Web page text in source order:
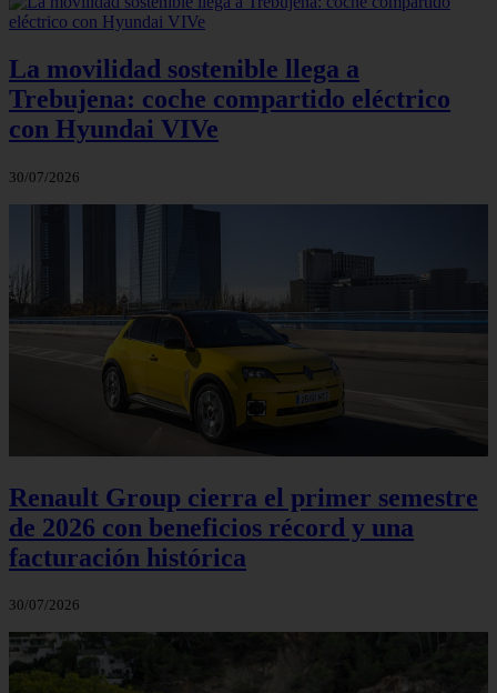
La movilidad sostenible llega a
Trebujena: coche compartido eléctrico
con Hyundai VIVe
30/07/2026
Renault Group cierra el primer semestre
de 2026 con beneficios récord y una
facturación histórica
30/07/2026